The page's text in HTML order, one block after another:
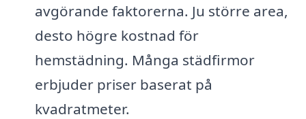
avgörande faktorerna. Ju större area,
desto högre kostnad för
hemstädning. Många städfirmor
erbjuder priser baserat på
kvadratmeter.